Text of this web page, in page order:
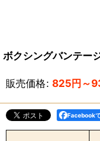
ボクシングバンテー
販売価格: 825円～
Facebook